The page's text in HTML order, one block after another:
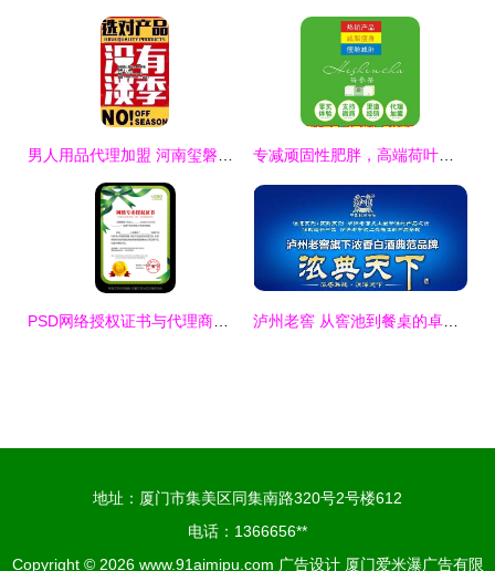
地址：厦门市集美区同集南路320号2号楼612
电话：1366656**
Copyright © 2026 www.91aimipu.com 广告设计 厦门爱米瀑广告有限